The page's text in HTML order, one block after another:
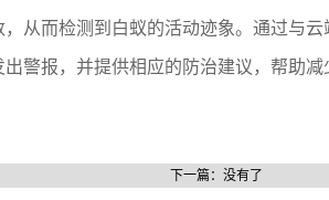
从而检测到白蚁的活动迹象。通过与
警报，并提供相应的防治建议，帮助减
下一篇：没有了